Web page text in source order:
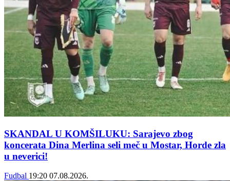
SKANDAL U KOMŠILUKU: Sarajevo zbog
koncerata Dina Merlina seli meč u Mostar, Horde zla
u neverici!
Fudbal 19:20 07.08.2026.